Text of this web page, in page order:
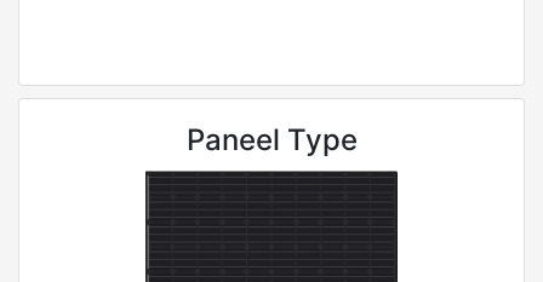
Paneel Type